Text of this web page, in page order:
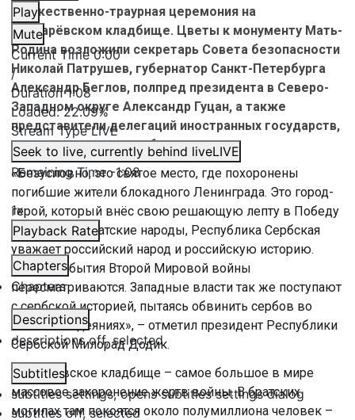
Play
Mute
Current Time0:00
/
Duration1:08
Loaded:22.09%
Stream TypeLIVE
Seek to live, currently behind liveLIVE
Remaining Time-1:08
1x
Playback Rate
Chapters
Chapters
Descriptions
descriptions off, selected
Subtitles
subtitles settings, opens subtitles settings dialog
subtitles off, selected
Торжественно-траурная церемония на
Пискарёвском кладбище. Цветы к монументу Мать-
Родина возложили секретарь Совета безопасности
Николай Патрушев, губернатор Санкт-Петербурга
Александр Беглов, полпред президента в Северо-
Западном округе Александр Гуцан, а также
представители делегаций иностранных государств,
курирующих вопросы безопасности.
«Безусловно, это святое место, где похоронены
погибшие жители блокадного Ленинграда. Это город-
герой, который внёс свою решающую лепту в Победу
России. Мы братские народы, Республика Сербская
уважает российский народ и российскую историю.
Сейчас события Второй Мировой войны
пересматриваются. Западные власти так же поступают
с сербской историей, пытаясь обвинить сербов во
многих злодеяниях», – отметил президент Республики
Сербской Милорад Додик.
Пискаревское кладбище – самое большое в мире
массовое захоронение жертв войны. В братских
могилах там покоятся около полумиллиона человек –